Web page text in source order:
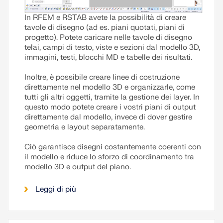
In RFEM e RSTAB avete la possibilità di creare
tavole di disegno (ad es. piani quotati, piani di
progetto). Potete caricare nelle tavole di disegno
telai, campi di testo, viste e sezioni dal modello 3D,
immagini, testi, blocchi MD e tabelle dei risultati.
Inoltre, è possibile creare linee di costruzione
direttamente nel modello 3D e organizzarle, come
tutti gli altri oggetti, tramite la gestione dei layer. In
questo modo potete creare i vostri piani di output
direttamente dal modello, invece di dover gestire
geometria e layout separatamente.
Ciò garantisce disegni costantemente coerenti con
il modello e riduce lo sforzo di coordinamento tra
modello 3D e output del piano.
Leggi di più